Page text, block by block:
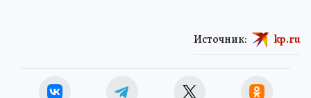
Источник: kp.ru